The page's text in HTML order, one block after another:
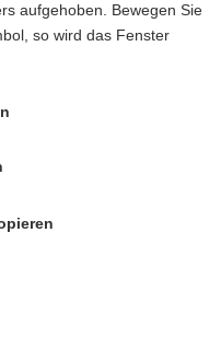
aufgehoben. Bewegen Sie
so wird das Fenster